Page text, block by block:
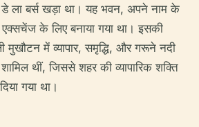
ला बर्स खड़ा था। यह भवन, अपने नाम के
के लिए बनाया गया था। इसकी
मुखौटन में व्यापार, समृद्धि, और गरूने नदी
शामिल थीं, जिससे शहर की व्यापारिक शक्ति
गया था।